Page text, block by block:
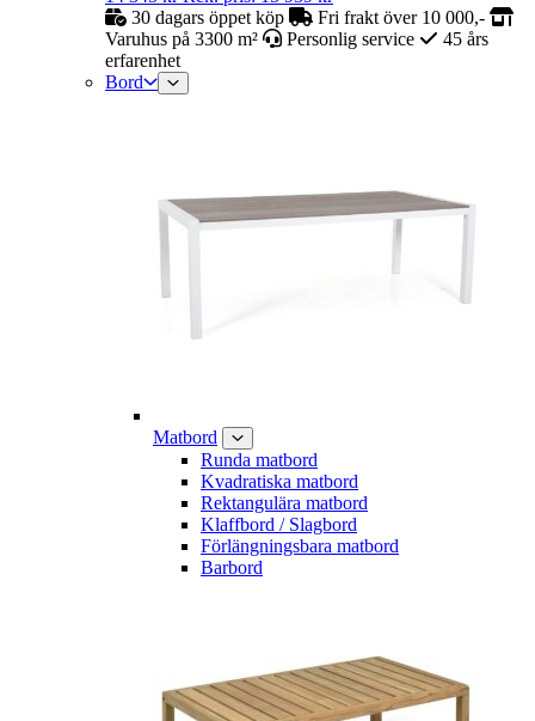
30 dagars öppet köp
Fri frakt över 10 000,-
Varuhus på 3300 m²
Personlig service
45 års
erfarenhet
Bord
Matbord
Runda matbord
Kvadratiska matbord
Rektangulära matbord
Klaffbord / Slagbord
Förlängningsbara matbord
Barbord